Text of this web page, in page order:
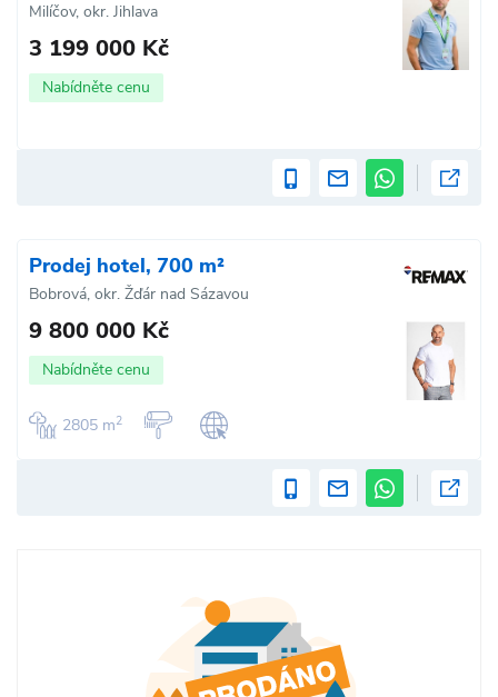
Milíčov, okr. Jihlava
3 199 000 Kč
Nabídněte cenu
Prodej hotel, 700 m²
Bobrová, okr. Žďár nad Sázavou
9 800 000 Kč
Nabídněte cenu
2805 m2